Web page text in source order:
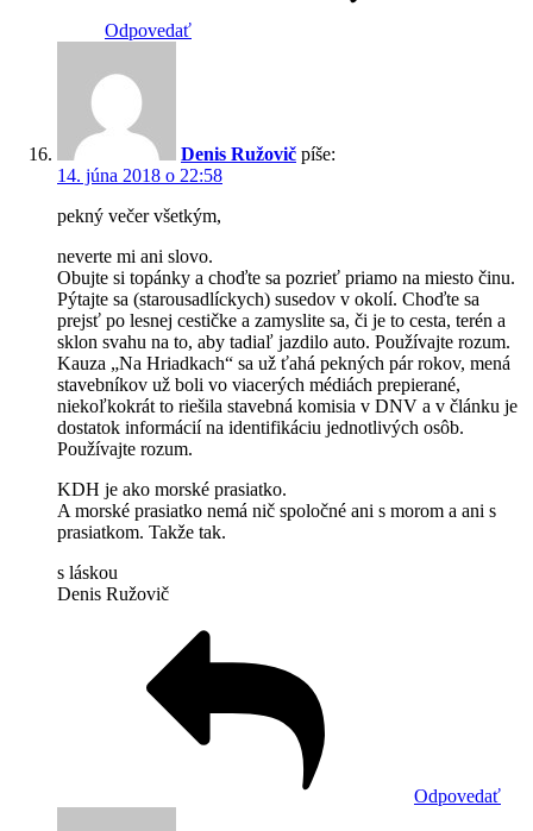
Odpovedať
Denis Ružovič píše:
14. júna 2018 o 22:58
pekný večer všetkým,
neverte mi ani slovo.
Obujte si topánky a choďte sa pozrieť priamo na miesto činu.
Pýtajte sa (starousadlíckych) susedov v okolí. Choďte sa
prejsť po lesnej cestičke a zamyslite sa, či je to cesta, terén a
sklon svahu na to, aby tadiaľ jazdilo auto. Používajte rozum.
Kauza „Na Hriadkach“ sa už ťahá pekných pár rokov, mená
stavebníkov už boli vo viacerých médiách prepierané,
niekoľkokrát to riešila stavebná komisia v DNV a v článku je
dostatok informácií na identifikáciu jednotlivých osôb.
Používajte rozum.
KDH je ako morské prasiatko.
A morské prasiatko nemá nič spoločné ani s morom a ani s
prasiatkom. Takže tak.
s láskou
Denis Ružovič
Odpovedať